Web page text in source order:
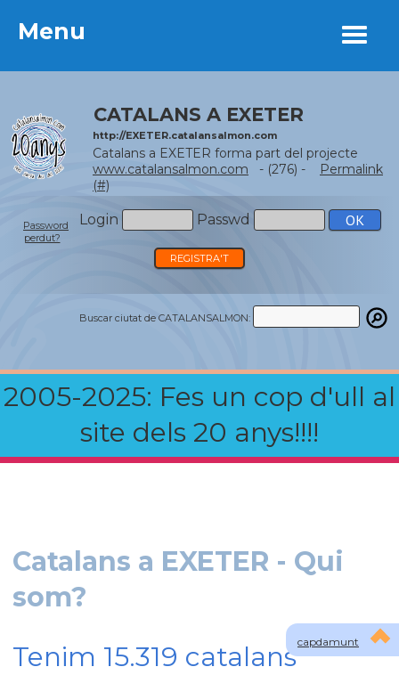
Menu
CATALANS A EXETER
http://EXETER.catalansalmon.com
Catalans a EXETER forma part del projecte
www.catalansalmon.com - (276) -
Permalink
(#)
Login Passwd
Password
perdut?
REGISTRA'T
Buscar ciutat de CATALANSALMON:
2005-2025: Fes un cop d'ull al
site dels 20 anys!!!!
Menu
capdamunt
Catalans a EXETER - Qui
som?
Tenim 15.319 catalans